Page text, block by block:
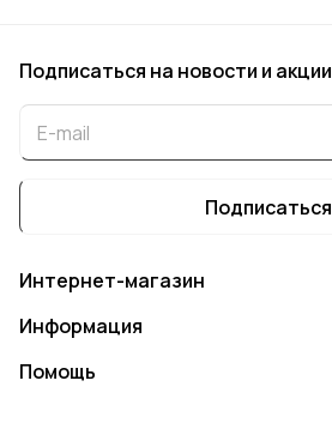
Подписаться на новости и акции
Подписаться
Интернет-магазин
Информация
Помощь